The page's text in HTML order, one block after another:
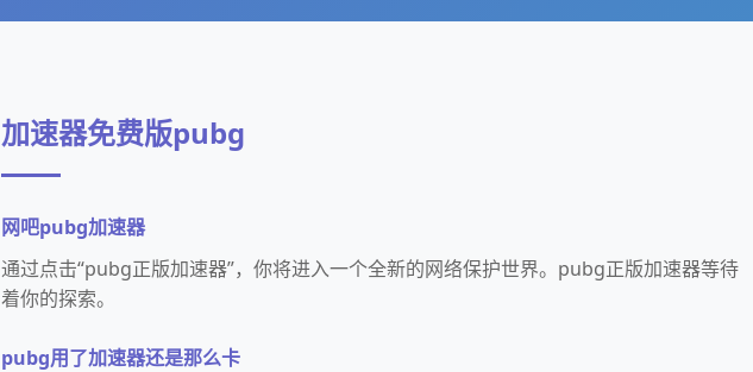
加速器免费版pubg
网吧pubg加速器
通过点击“pubg正版加速器”，你将进入一个全新的网络保护世界。pubg正版加速器等待
着你的探索。
pubg用了加速器还是那么卡